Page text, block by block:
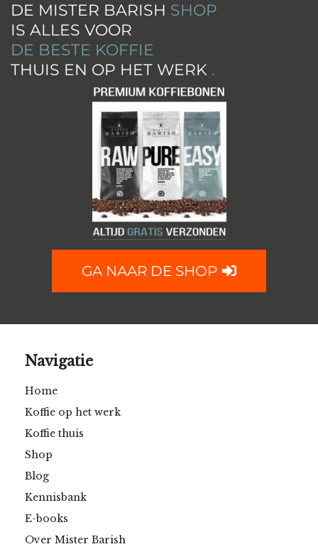
DE MISTER BARISH SHOP
IS ALLES VOOR
DE BESTE KOFFIE
THUIS EN OP HET WERK .
GA NAAR DE SHOP
Navigatie
Home
Koffie op het werk
Koffie thuis
Shop
Blog
Kennisbank
E-books
Over Mister Barish